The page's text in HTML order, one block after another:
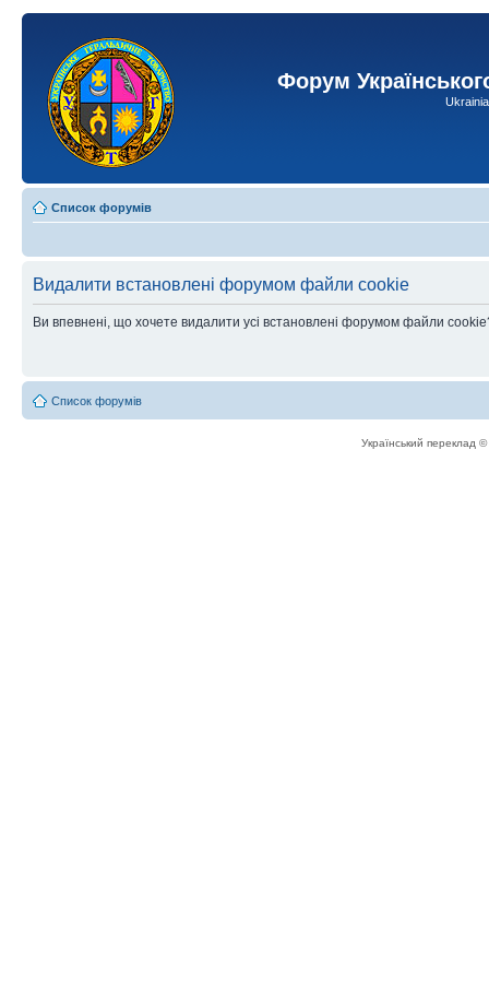
Форум
Список форумів
Видалити встановлені форумом файли cookie
Ви впевнені, що хочете видалити усі встановлені форумом файли
Список форумів
Український переклад